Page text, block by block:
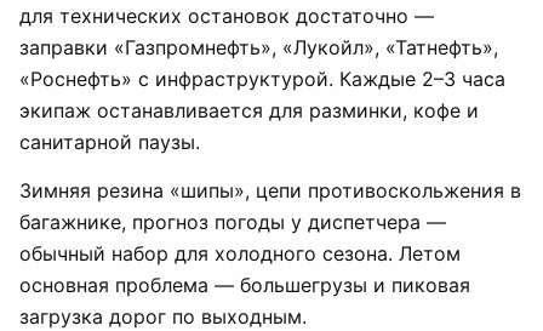
для технических остановок достаточно —
заправки «Газпромнефть», «Лукойл», «Татнефть»,
«Роснефть» с инфраструктурой. Каждые 2–3 часа
экипаж останавливается для разминки, кофе и
санитарной паузы.
Зимняя резина «шипы», цепи противоскольжения в
багажнике, прогноз погоды у диспетчера —
обычный набор для холодного сезона. Летом
основная проблема — большегрузы и пиковая
загрузка дорог по выходным.